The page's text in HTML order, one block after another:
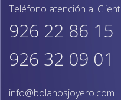
Teléfono atención al
926 22 86 15
926 32 09 01
info@bolanosjoyero.com